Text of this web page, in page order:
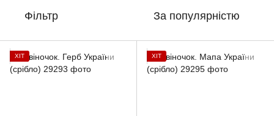
Фільтр За популярністю
ХІТ ХІТ